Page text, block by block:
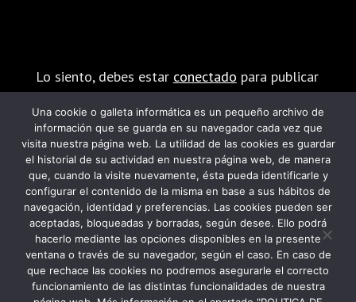
Lo siento, debes estar conectado para publicar
PROGRAMA KIT DIGITAL FINANCIADO POR
LOS FONDOS NEXT GENERATION DEL
MECANISMO DE RECUPERACIÓN Y
RESILIENCIA
Una cookie o galleta informática es un pequeño archivo de
información que se guarda en su navegador cada vez que
visita nuestra página web. La utilidad de las cookies es guardar
el historial de su actividad en nuestra página web, de manera
que, cuando la visite nuevamente, ésta pueda identificarle y
configurar el contenido de la misma en base a sus hábitos de
navegación, identidad y preferencias. Las cookies pueden ser
aceptadas, bloqueadas y borradas, según desee. Ello podrá
hacerlo mediante las opciones disponibles en la presente
ventana o través de su navegador, según el caso. En caso de
que rechace las cookies no podremos asegurarle el correcto
funcionamiento de las distintas funcionalidades de nuestra